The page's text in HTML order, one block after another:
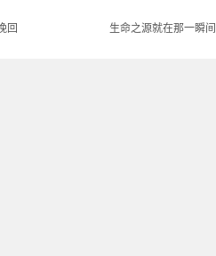
回 生命之源就在那一瞬间